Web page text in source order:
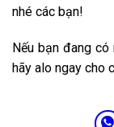
nhé các bạn!
Nếu bạn đang
hãy alo ngay cho